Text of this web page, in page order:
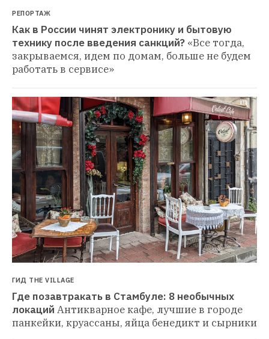
РЕПОРТАЖ
Как в России чинят электронику и бытовую
технику после введения санкций? «Все тогда,
закрываемся, идем по домам, больше не будем
работать в сервисе»
ГИД THE VILLAGE
Где позавтракать в Стамбуле: 8 необычных
локаций Антикварное кафе, лучшие в городе
панкейки, круассаны, яйца бенедикт и сырники